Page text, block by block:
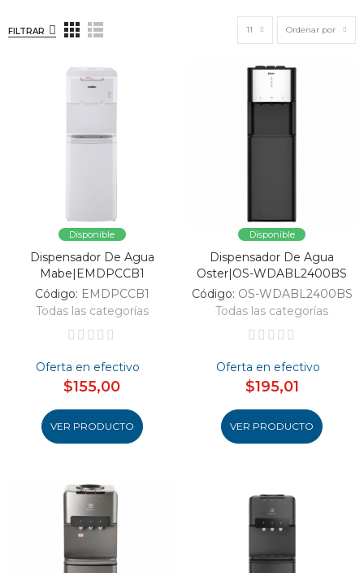
FILTRAR 11 Ordenar por
Disponible
Dispensador De Agua
Mabe|EMDPCCB1
Código: EMDPCCB1
Todas las categorías
Oferta en efectivo
$155,00
VER PRODUCTO
Disponible
Dispensador De Agua
Oster|OS-WDABL2400BS
Código: OS-WDABL2400BS
Todas las categorías
Oferta en efectivo
$195,01
VER PRODUCTO